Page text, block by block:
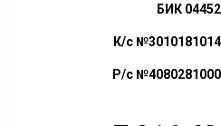
БИК
К/с
Р/с